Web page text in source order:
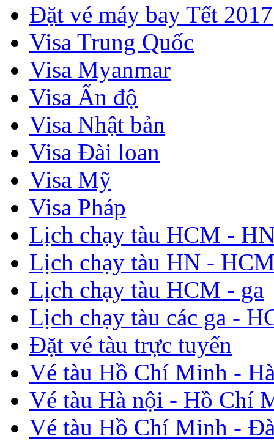
Đặt vé máy bay Tết 2017
Visa Trung Quốc
Visa Myanmar
Visa Ấn độ
Visa Nhật bản
Visa Đài loan
Visa Mỹ
Visa Pháp
Lịch chạy tàu HCM -
Lịch chạy tàu HN -
Lịch chạy tàu HCM - ga
Lịch chạy tàu các ga -
Đặt vé tàu trực tuyến
Vé tàu Hồ Chí Minh -
Vé tàu Hà nội - Hồ Chí
Vé tàu Hồ Chí Minh -